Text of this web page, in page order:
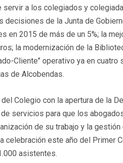
a los colegiados y
decisiones de la Junta de
en 2015 de más de un 5%; la
la modernización de la
Cliente" operativo ya en cuatro
de Alcobendas.
Colegio con la apertura de la
servicios para que los
de su trabajo y la
este año del Primer
asistentes.